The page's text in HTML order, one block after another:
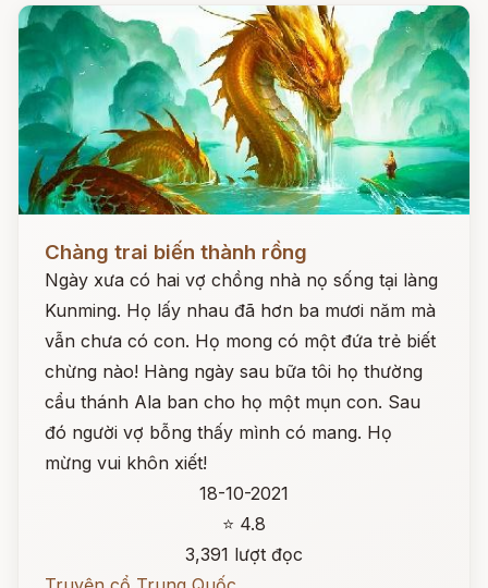
Chàng trai biến thành rồng
Ngày xưa có hai vợ chồng nhà nọ sống tại làng
Kunming. Họ lấy nhau đã hơn ba mươi năm mà
vẫn chưa có con. Họ mong có một đứa trẻ biết
chừng nào! Hàng ngày sau bữa tôi họ thường
cẩu thánh Ala ban cho họ một mụn con. Sau
đó người vợ bỗng thấy mình có mang. Họ
mừng vui khôn xiết!
18-10-2021
⭐ 4.8
3,391 lượt đọc